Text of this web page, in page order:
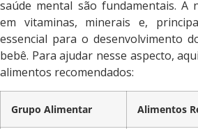
saúde mental são fundamentais. A
em vitaminas, minerais e,
essencial para o desenvolvimento
bebê. Para ajudar nesse aspecto,
alimentos recomendados:
Grupo Alimentar Alimentos